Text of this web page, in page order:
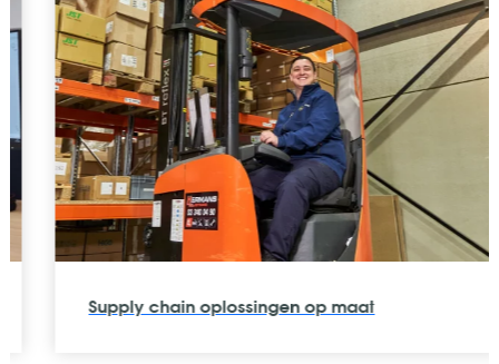
Supply chain oplossingen op maat